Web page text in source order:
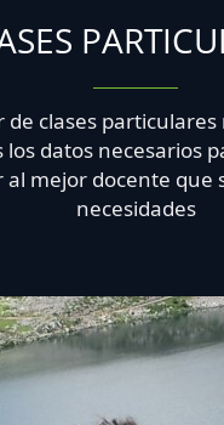
de clases
los datos necesarios
mejor docente que
necesidades